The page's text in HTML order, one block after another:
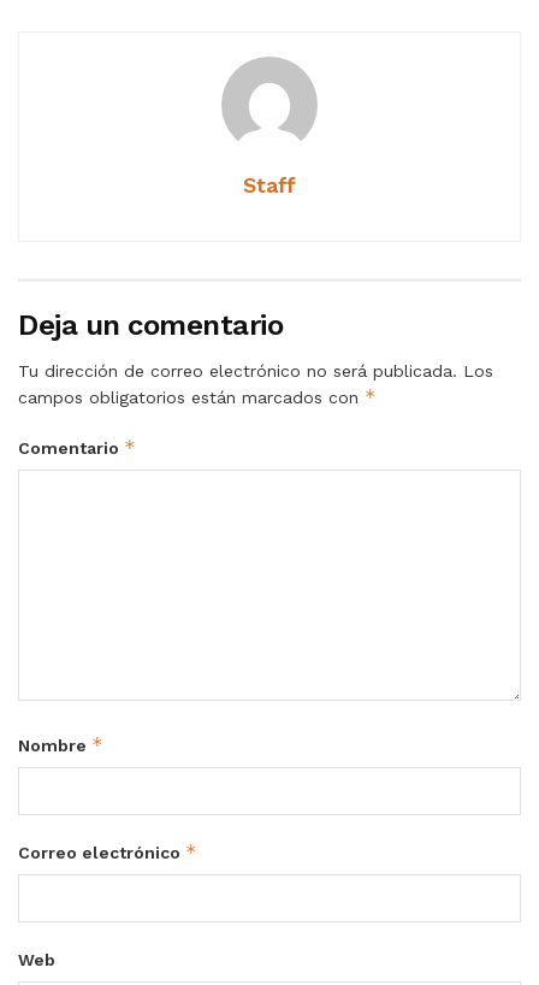
Staff
Deja un comentario
Tu dirección de correo electrónico no será publicada. Los
campos obligatorios están marcados con *
Comentario *
Nombre *
Correo electrónico *
Web